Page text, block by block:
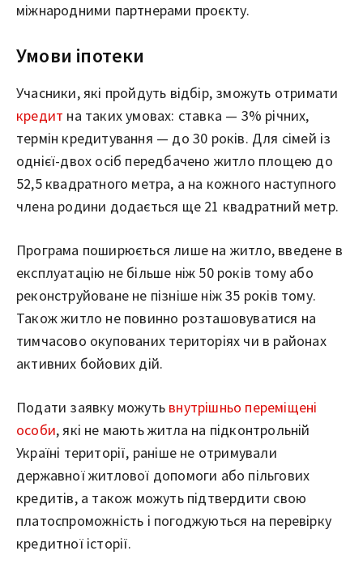
міжнародними партнерами проєкту.
Умови іпотеки
Учасники, які пройдуть відбір, зможуть отримати
кредит на таких умовах: ставка — 3% річних,
термін кредитування — до 30 років. Для сімей із
однієї-двох осіб передбачено житло площею до
52,5 квадратного метра, а на кожного наступного
члена родини додається ще 21 квадратний метр.
Програма поширюється лише на житло, введене в
експлуатацію не більше ніж 50 років тому або
реконструйоване не пізніше ніж 35 років тому.
Також житло не повинно розташовуватися на
тимчасово окупованих територіях чи в районах
активних бойових дій.
Подати заявку можуть внутрішньо переміщені
особи, які не мають житла на підконтрольній
Україні території, раніше не отримували
державної житлової допомоги або пільгових
кредитів, а також можуть підтвердити свою
платоспроможність і погоджуються на перевірку
кредитної історії.